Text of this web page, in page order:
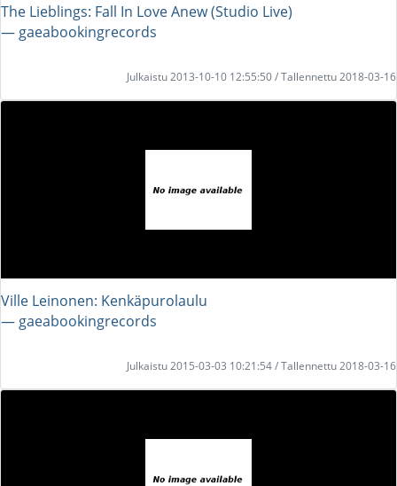
The Lieblings: Fall In Love Anew (Studio Live)
― gaeabookingrecords
Julkaistu 2013-10-10 12:55:50 / Tallennettu 2018-03-16
Ville Leinonen: Kenkäpurolaulu
― gaeabookingrecords
Julkaistu 2015-03-03 10:21:54 / Tallennettu 2018-03-16